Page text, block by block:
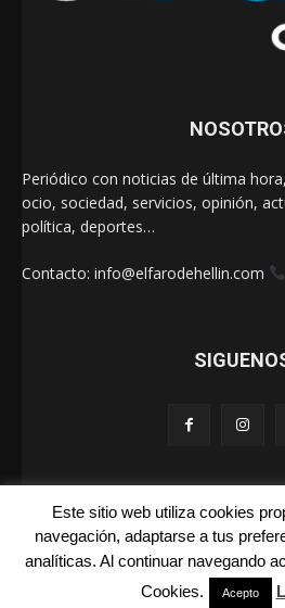
Periódico con noticias de última
ocio, sociedad, servicios, opinión,
política, deportes…
Contacto: info@elfarodehellin.com
El Faro de Hellín 2025
Galerías Cartas La Foto de la
Publicidad
Este sitio web utiliza cookies
navegación, adaptarse a tus
analíticas. Al continuar navegando
Cookies.
Acepto